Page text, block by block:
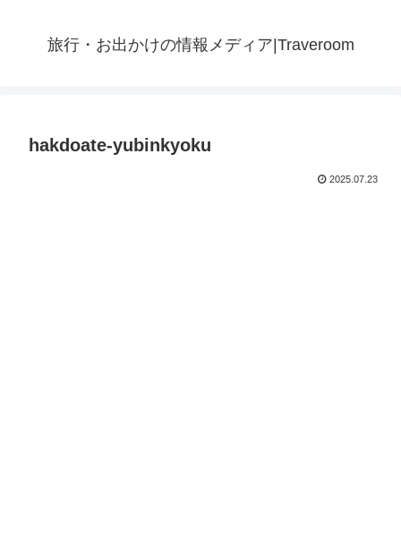
旅行・お出かけの情報メディア|Traveroom
hakdoate-yubinkyoku
2025.07.23